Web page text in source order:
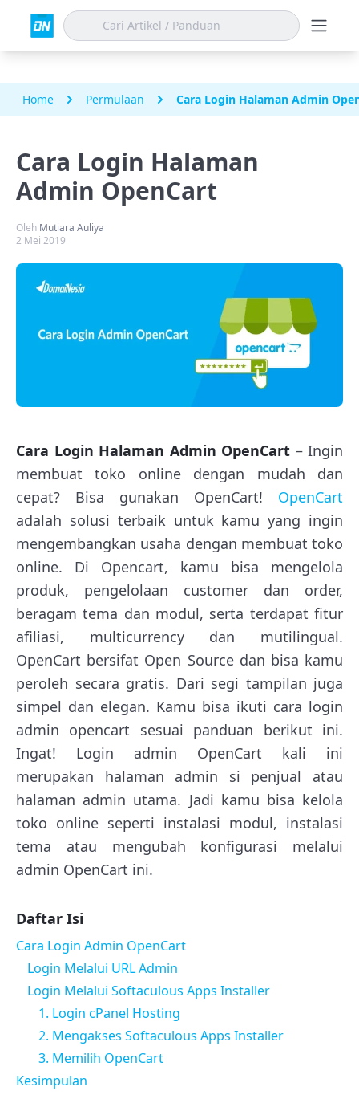
Home Permulaan Cara Login Halaman Admin
Cara Login Halaman
Admin OpenCart
Oleh Mutiara Auliya
2 Mei 2019
Cara Login Halaman Admin OpenCart – Ingin
membuat toko online dengan mudah dan
cepat? Bisa gunakan OpenCart! OpenCart
adalah solusi terbaik untuk kamu yang ingin
mengembangkan usaha dengan membuat toko
online. Di Opencart, kamu bisa mengelola
produk, pengelolaan customer dan order,
beragam tema dan modul, serta terdapat fitur
afiliasi, multicurrency dan mutilingual.
OpenCart bersifat Open Source dan bisa kamu
peroleh secara gratis. Dari segi tampilan juga
simpel dan elegan. Kamu bisa ikuti cara login
admin opencart sesuai panduan berikut ini.
Ingat! Login admin OpenCart kali ini
merupakan halaman admin si penjual atau
halaman admin utama. Jadi kamu bisa kelola
toko online seperti instalasi modul, instalasi
tema atau mengubah konfigurasi melalui
admin OpenCart ini.
Daftar Isi
Cara Login Admin OpenCart
Login Melalui URL Admin
Login Melalui Softaculous Apps Installer
1. Login cPanel Hosting
2. Mengakses Softaculous Apps Installer
3. Memilih OpenCart
Kesimpulan